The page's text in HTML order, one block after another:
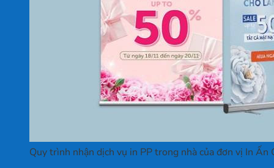
Quy trình nhận dịch vụ in PP trong nhà của đơn vị In